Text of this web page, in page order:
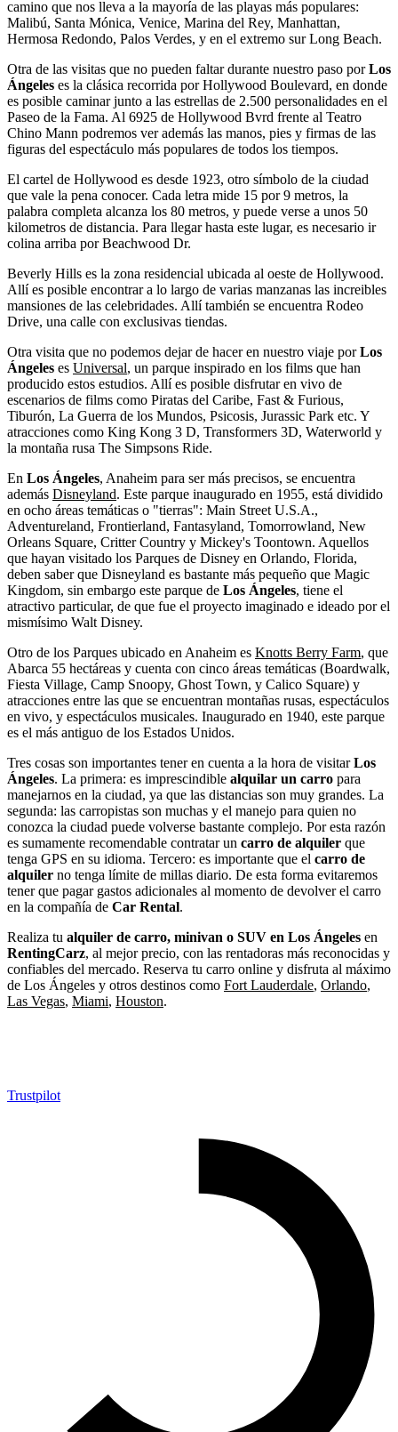
camino que nos lleva a la mayoría de las playas más populares:
Malibú, Santa Mónica, Venice, Marina del Rey, Manhattan,
Hermosa Redondo, Palos Verdes, y en el extremo sur Long Beach.
Otra de las visitas que no pueden faltar durante nuestro paso porLos
Ángeles es la clásica recorrida por Hollywood Boulevard, en donde
es posible caminar junto a las estrellas de 2.500 personalidades en el
Paseo de la Fama. Al 6925 de Hollywood Bvrd frente al Teatro
Chino Mann podremos ver además las manos, pies y firmas de las
figuras del espectáculo más populares de todos los tiempos.
El cartel de Hollywood es desde 1923, otro símbolo de la ciudad
que vale la pena conocer. Cada letra mide 15 por 9 metros, la
palabra completa alcanza los 80 metros, y puede verse a unos 50
kilometros de distancia. Para llegar hasta este lugar, es necesario ir
colina arriba por Beachwood Dr.
Beverly Hills es la zona residencial ubicada al oeste de Hollywood.
Allí es posible encontrar a lo largo de varias manzanas las increibles
mansiones de las celebridades. Allí también se encuentra Rodeo
Drive, una calle con exclusivas tiendas.
Otra visita que no podemos dejar de hacer en nuestro viaje porLos
Ángeles es Universal, un parque inspirado en los films que han
producido estos estudios. Allí es posible disfrutar en vivo de
escenarios de films como Piratas del Caribe, Fast & Furious,
Tiburón, La Guerra de los Mundos, Psicosis, Jurassic Park etc. Y
atracciones como King Kong 3 D, Transformers 3D, Waterworld y
la montaña rusa The Simpsons Ride.
En Los Ángeles, Anaheim para ser más precisos, se encuentra
además Disneyland. Este parque inaugurado en 1955, está dividido
en ocho áreas temáticas o "tierras": Main Street U.S.A.,
Adventureland, Frontierland, Fantasyland, Tomorrowland, New
Orleans Square, Critter Country y Mickey's Toontown. Aquellos
que hayan visitado los Parques de Disney en Orlando, Florida,
deben saber que Disneyland es bastante más pequeño que Magic
Kingdom, sin embargo este parque de Los Ángeles, tiene el
atractivo particular, de que fue el proyecto imaginado e ideado por el
mismísimo Walt Disney.
Otro de los Parques ubicado en Anaheim es Knotts Berry Farm, que
Abarca 55 hectáreas y cuenta con cinco áreas temáticas (Boardwalk,
Fiesta Village, Camp Snoopy, Ghost Town, y Calico Square) y
atracciones entre las que se encuentran montañas rusas, espectáculos
en vivo, y espectáculos musicales. Inaugurado en 1940, este parque
es el más antiguo de los Estados Unidos.
Tres cosas son importantes tener en cuenta a la hora de visitarLos
Ángeles. La primera: es imprescindible alquilar un carro para
manejarnos en la ciudad, ya que las distancias son muy grandes. La
segunda: las carropistas son muchas y el manejo para quien no
conozca la ciudad puede volverse bastante complejo. Por esta razón
es sumamente recomendable contratar un carro de alquiler que
tenga GPS en su idioma. Tercero: es importante que el carro de
alquiler no tenga límite de millas diario. De esta forma evitaremos
tener que pagar gastos adicionales al momento de devolver el carro
en la compañía de Car Rental.
Realiza tu alquiler de carro, minivan o SUV en Los Ángeles en
RentingCarz, al mejor precio, con las rentadoras más reconocidas y
confiables del mercado. Reserva tu carro online y disfruta al máximo
de Los Ángeles y otros destinos como Fort Lauderdale, Orlando,
Las Vegas, Miami, Houston.
Trustpilot